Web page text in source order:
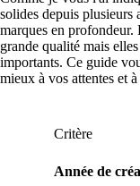
solides depuis plusieurs
marques en profondeur.
grande qualité mais
importants. Ce guide
mieux à vos attentes et
Critère
Année de